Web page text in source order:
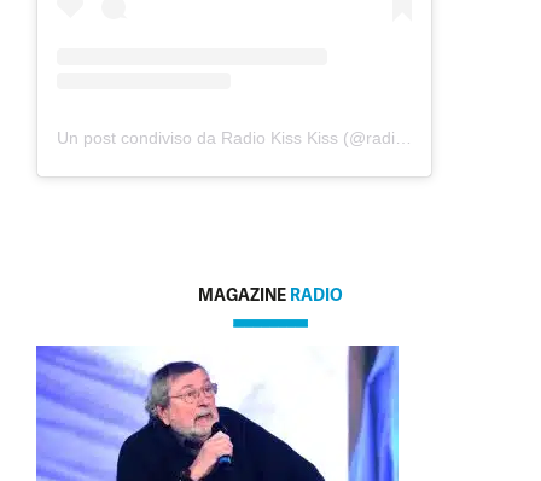
Un post condiviso da Radio Kiss Kiss (@radiokisskiss)
MAGAZINE RADIO